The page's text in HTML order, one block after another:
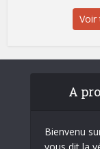
Voir
A
Bienvenu